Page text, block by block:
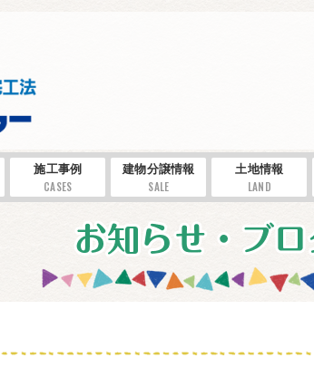
施工事例
CASES
建物分譲情報
SALE
土地情報
LAND